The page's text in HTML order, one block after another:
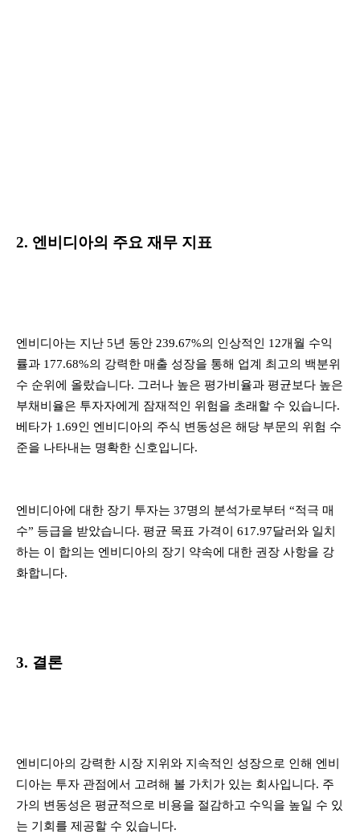
2. 엔비디아의 주요 재무 지표
엔비디아는 지난 5년 동안 239.67%의 인상적인 12개월 수익
률과 177.68%의 강력한 매출 성장을 통해 업계 최고의 백분위
수 순위에 올랐습니다. 그러나 높은 평가비율과 평균보다 높은
부채비율은 투자자에게 잠재적인 위험을 초래할 수 있습니다.
베타가 1.69인 엔비디아의 주식 변동성은 해당 부문의 위험 수
준을 나타내는 명확한 신호입니다.
엔비디아에 대한 장기 투자는 37명의 분석가로부터 “적극 매
수” 등급을 받았습니다. 평균 목표 가격이 617.97달러와 일치
하는 이 합의는 엔비디아의 장기 약속에 대한 권장 사항을 강
화합니다.
3. 결론
엔비디아의 강력한 시장 지위와 지속적인 성장으로 인해 엔비
디아는 투자 관점에서 고려해 볼 가치가 있는 회사입니다. 주
가의 변동성은 평균적으로 비용을 절감하고 수익을 높일 수 있
는 기회를 제공할 수 있습니다.